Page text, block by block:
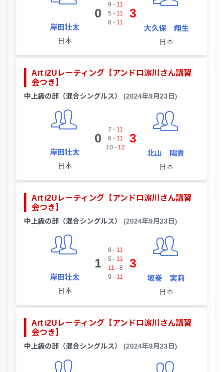
岸田壮太
日本
0
9 - 11
5 - 11
8 - 11
3
大久保 翔生
日本
Art i2Uレーティング【アンドロ濵川さん講習
会つき】
中上級の部（混合シングルス） (2024年9月23日)
岸田壮太
日本
0
7 - 11
6 - 11
10- 12
3
北山 陽貴
日本
Art i2Uレーティング【アンドロ濵川さん講習
会つき】
中上級の部（混合シングルス） (2024年9月23日)
岸田壮太
日本
1
8 - 11
5 - 11
11 - 8
9 - 11
3
坂巻 実莉
日本
Art i2Uレーティング【アンドロ濵川さん講習
会つき】
中上級の部（混合シングルス） (2024年9月23日)